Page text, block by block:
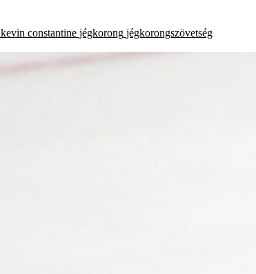
kevin constantine jégkorong jégkorongszövetség